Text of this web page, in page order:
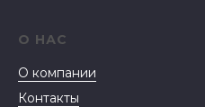
О НАС
О компании
Контакты